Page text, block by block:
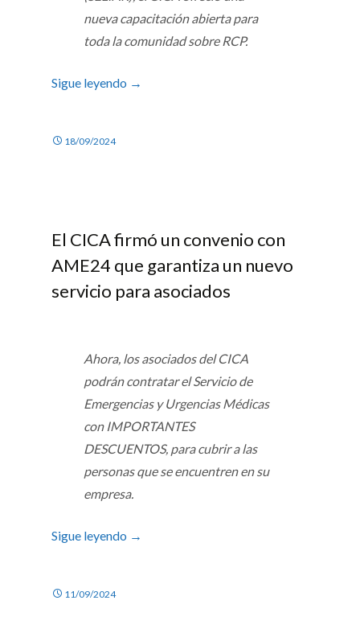
nueva capacitación abierta para
toda la comunidad sobre RCP.
Sigue leyendo →
18/09/2024
El CICA firmó un convenio con
AME24 que garantiza un nuevo
servicio para asociados
Ahora, los asociados del CICA
podrán contratar el Servicio de
Emergencias y Urgencias Médicas
conIMPORTANTES
DESCUENTOS, para cubrir a las
personas que se encuentren en su
empresa.
Sigue leyendo →
11/09/2024